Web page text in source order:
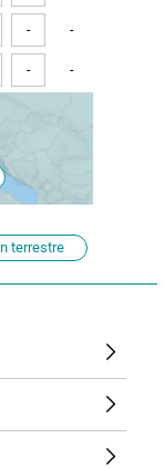
- -
- -
terrestre